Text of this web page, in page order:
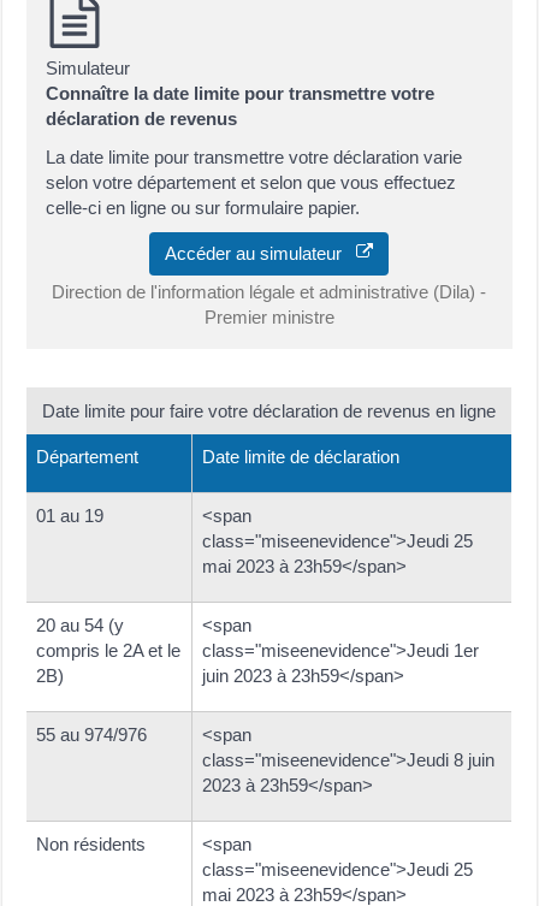
Simulateur
Connaître la date limite pour transmettre votre
déclaration de revenus
La date limite pour transmettre votre déclaration varie
selon votre département et selon que vous effectuez
celle-ci en ligne ou sur formulaire papier.
Accéder au simulateur
Direction de l'information légale et administrative (Dila) -
Premier ministre
Date limite pour faire votre déclaration de revenus en ligne
Département Date limite de déclaration
01 au 19
<span
class="miseenevidence">Jeudi 25
mai 2023 à 23h59</span>
20 au 54 (y
compris le 2A et le
2B)
<span
class="miseenevidence">Jeudi 1er
juin 2023 à 23h59</span>
55 au 974/976
<span
class="miseenevidence">Jeudi 8 juin
2023 à 23h59</span>
Non résidents
<span
class="miseenevidence">Jeudi 25
mai 2023 à 23h59</span>